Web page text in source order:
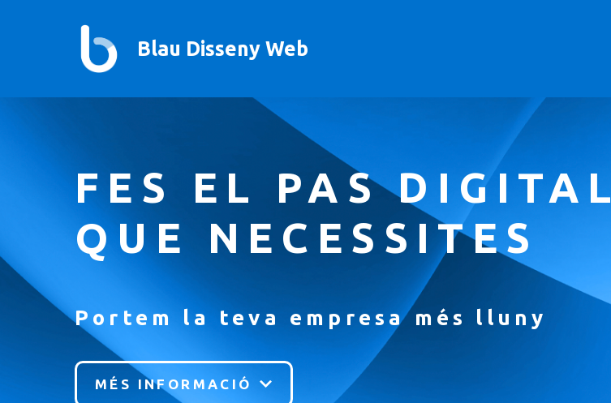
Blau Disseny Web
FES EL PAS DIGITAL
QUE NECESSITES
Portem la teva empresa més lluny
MÉS INFORMACIÓ